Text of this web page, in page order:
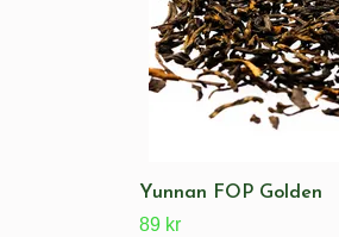
Yunnan FOP Golden
89 kr